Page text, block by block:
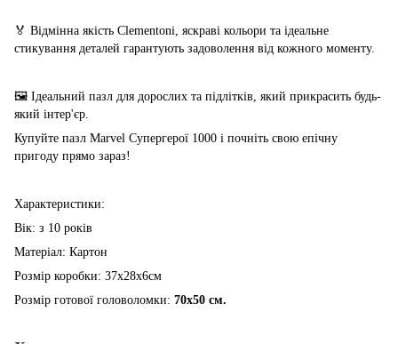
🏅 Відмінна якість Clementoni, яскраві кольори та ідеальне
стикування деталей гарантують задоволення від кожного моменту.
🖼 Ідеальний пазл для дорослих та підлітків, який прикрасить будь-
який інтер'єр.
Купуйте пазл Marvel Супергерої 1000 і почніть свою епічну
пригоду прямо зараз!
Характеристики:
Вік: з 10 років
Матеріал: Картон
Розмір коробки: 37х28х6см
Розмір готової головоломки: 70х50 см.